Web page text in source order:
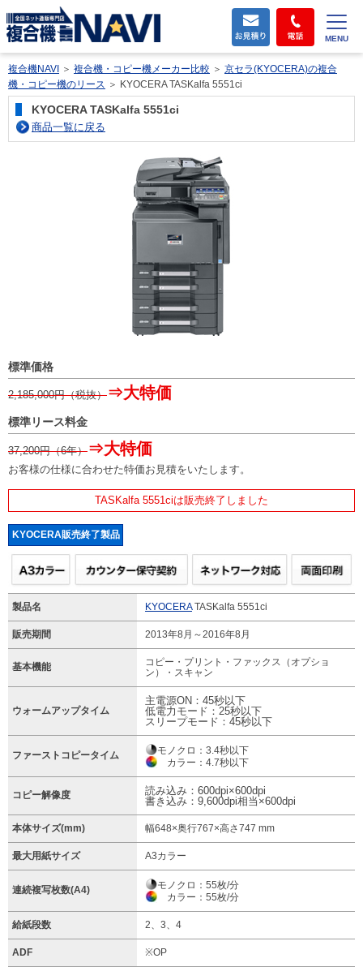
MENU
複合機NAVI ＞ 複合機・コピー機メーカー比較 ＞ 京セラ(KYOCERA)の複合
機・コピー機のリース ＞ KYOCERA TASKalfa 5551ci
KYOCERA TASKalfa 5551ci
商品一覧に戻る
標準価格
2,185,000円（税抜）⇒大特価
標準リース料金
37,200円（6年）⇒大特価
お客様の仕様に合わせた特価お見積をいたします。
TASKalfa 5551ciは販売終了しました
KYOCERA販売終了製品
製品名 KYOCERATASKalfa 5551ci
販売期間 2013年8月～2016年8月
基本機能
コピー・プリント・ファックス（オプショ
ン）・スキャン
ウォームアップタイム
主電源ON：45秒以下
低電力モード：25秒以下
スリープモード：45秒以下
ファーストコピータイム
モノクロ：3.4秒以下
カラー：4.7秒以下
コピー解像度
読み込み：600dpi×600dpi
書き込み：9,600dpi相当×600dpi
本体サイズ(mm) 幅648×奥行767×高さ747 mm
最大用紙サイズ A3カラー
連続複写枚数(A4)
モノクロ：55枚/分
カラー：55枚/分
給紙段数 2、3、4
ADF ※OP